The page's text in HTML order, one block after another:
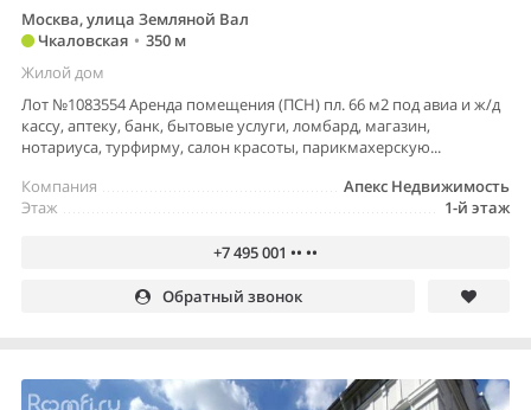
Москва, улица Земляной Вал
Чкаловская • 350 м
Жилой дом
Лот №1083554 Аренда помещения (ПСН) пл. 66 м2 под авиа и ж/д
кассу, аптеку, банк, бытовые услуги, ломбард, магазин,
нотариуса, турфирму, салон красоты, парикмахерскую...
Апекс Недвижимость
Компания
1-й этаж
Этаж
+7 495 001 •• ••
Обратный звонок